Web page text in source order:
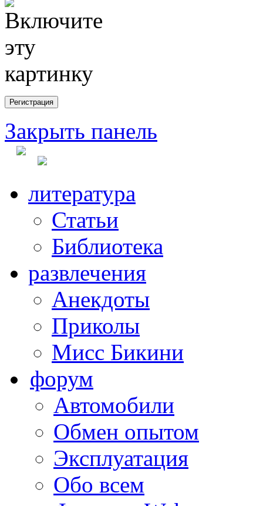
Закрыть панель
литература
Статьи
Библиотека
развлечения
Анекдоты
Приколы
Мисс Бикини
форум
Автомобили
Обмен опытом
Эксплуатация
Обо всем